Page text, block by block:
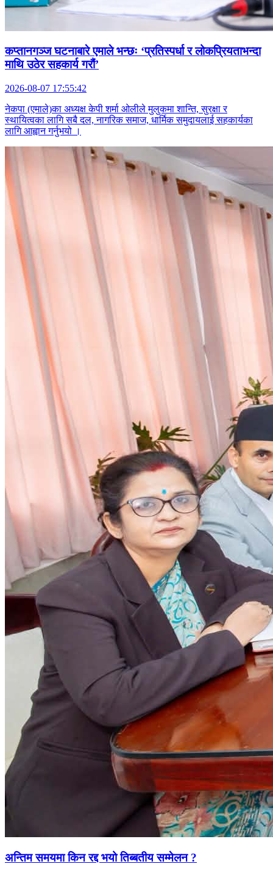
कप्तानगञ्ज घटनाबारे एमाले भन्छः ‘प्रतिस्पर्धा र लोकप्रियताभन्दा
माथि उठेर सहकार्य गरौं’
2026-08-07 17:55:42
नेकपा (एमाले)का अध्यक्ष केपी शर्मा ओलीले मुलुकमा शान्ति, सुरक्षा र
स्थायित्वका लागि सबै दल, नागरिक समाज, धार्मिक समुदायलाई सहकार्यका
लागि आह्वान गर्नुभयो ।
अन्तिम समयमा किन रद्द भयो तिब्बतीय सम्मेलन ?